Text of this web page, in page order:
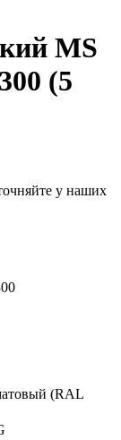
MS
(5
у наших
(RAL